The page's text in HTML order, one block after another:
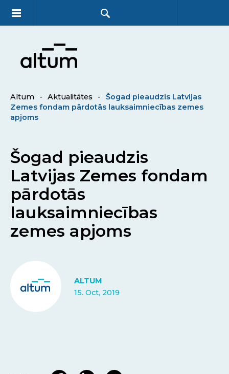
Altum - Aktualitātes -
Šogad pieaudzis Latvijas
Zemes fondam pārdotās lauksaimniecības zemes
apjoms
Šogad pieaudzis
Latvijas Zemes fondam
pārdotās
lauksaimniecības
zemes apjoms
ALTUM
15. Oct, 2019